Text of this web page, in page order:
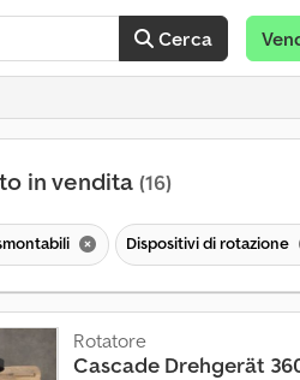
Cerca
in vendita (16)
Dispositivi di rotazione
Rotatore
Cascade Drehgerät
l
t
r
e
1
4